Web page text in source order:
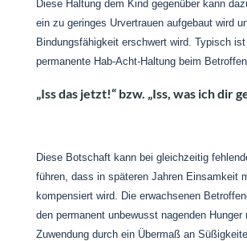
Diese Haltung dem Kind gegenüber kann
ein zu geringes Urvertrauen aufgebaut wird
Bindungsfähigkeit erschwert wird. Typisch
permanente Hab-Acht-Haltung beim
„Iss das jetzt!“ bzw. „Iss, was ich dir
Diese Botschaft kann bei gleichzeitig
führen, dass in späteren Jahren Einsamkeit
kompensiert wird. Die erwachsenen
den permanent unbewusst nagenden Hunger
Zuwendung durch ein Übermaß an